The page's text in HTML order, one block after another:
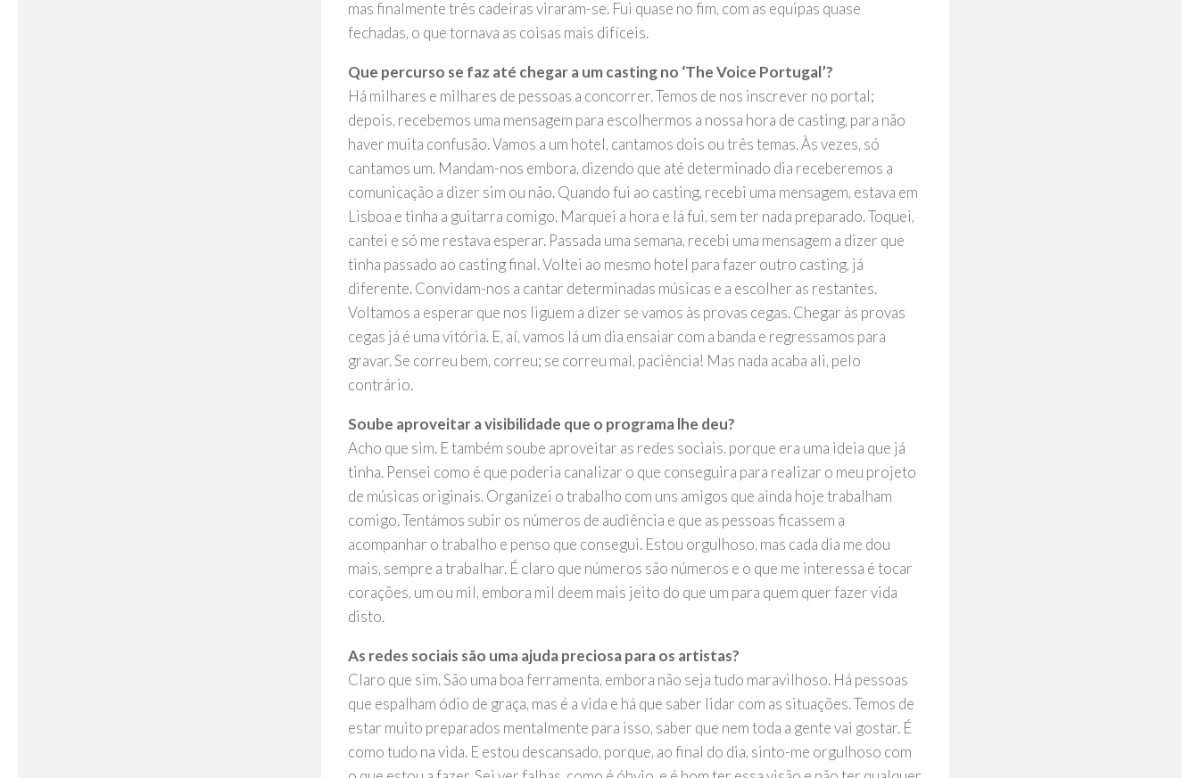
mas finalmente três cadeiras viraram-se. Fui quase no fim, com as equipas quase
fechadas, o que tornava as coisas mais difíceis.
Que percurso se faz até chegar a um casting no ‘The Voice Portugal’?
Há milhares e milhares de pessoas a concorrer. Temos de nos inscrever no portal;
depois, recebemos uma mensagem para escolhermos a nossa hora de casting, para não
haver muita confusão. Vamos a um hotel, cantamos dois ou três temas. Às vezes, só
cantamos um. Mandam-nos embora, dizendo que até determinado dia receberemos a
comunicação a dizer sim ou não. Quando fui ao casting, recebi uma mensagem, estava em
Lisboa e tinha a guitarra comigo. Marquei a hora e lá fui, sem ter nada preparado. Toquei,
cantei e só me restava esperar. Passada uma semana, recebi uma mensagem a dizer que
tinha passado ao casting final. Voltei ao mesmo hotel para fazer outro casting, já
diferente. Convidam-nos a cantar determinadas músicas e a escolher as restantes.
Voltamos a esperar que nos liguem a dizer se vamos às provas cegas. Chegar às provas
cegas já é uma vitória. E, aí, vamos lá um dia ensaiar com a banda e regressamos para
gravar. Se correu bem, correu; se correu mal, paciência! Mas nada acaba ali, pelo
contrário.
Soube aproveitar a visibilidade que o programa lhe deu?
Acho que sim. E também soube aproveitar as redes sociais, porque era uma ideia que já
tinha. Pensei como é que poderia canalizar o que conseguira para realizar o meu projeto
de músicas originais. Organizei o trabalho com uns amigos que ainda hoje trabalham
comigo. Tentámos subir os números de audiência e que as pessoas ficassem a
acompanhar o trabalho e penso que consegui. Estou orgulhoso, mas cada dia me dou
mais, sempre a trabalhar. É claro que números são números e o que me interessa é tocar
corações, um ou mil, embora mil deem mais jeito do que um para quem quer fazer vida
disto.
As redes sociais são uma ajuda preciosa para os artistas?
Claro que sim. São uma boa ferramenta, embora não seja tudo maravilhoso. Há pessoas
que espalham ódio de graça, mas é a vida e há que saber lidar com as situações. Temos de
estar muito preparados mentalmente para isso, saber que nem toda a gente vai gostar. É
como tudo na vida. E estou descansado, porque, ao final do dia, sinto-me orgulhoso com